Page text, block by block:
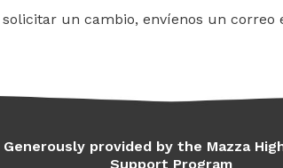
un cambio, envíenos un correo
Generously provided by the Mazza
Support Program